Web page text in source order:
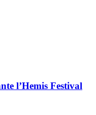
l’Hemis Festival